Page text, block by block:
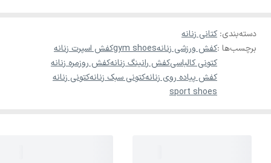
دسته‌بندی: کتانی زنانه
برچسب‌ها :کفش ورزشی زنانهgym shoesکفش اسپرت زنانه
کتونی کالباسیکفش رانینگ زنانهکفش روزمره زنانه
کفش پیاده روی زنانهکتونی سبک زنانهکتونی زنانه
sport shoes